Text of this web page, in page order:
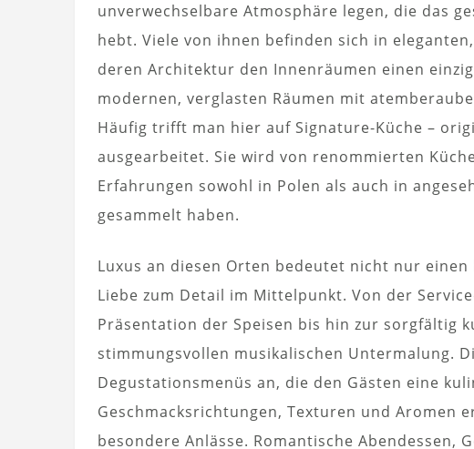
unverwechselbare Atmosphäre legen, die das
hebt. Viele von ihnen befinden sich in
deren Architektur den Innenräumen einen
modernen, verglasten Räumen mit
Häufig trifft man hier auf Signature-Küche –
ausgearbeitet. Sie wird von renommierten
Erfahrungen sowohl in Polen als auch in
gesammelt haben.
Luxus an diesen Orten bedeutet nicht nur
Liebe zum Detail im Mittelpunkt. Von der
Präsentation der Speisen bis hin zur sorgfältig
stimmungsvollen musikalischen Untermalung.
Degustationsmenüs an, die den Gästen eine
Geschmacksrichtungen, Texturen und Aromen
besondere Anlässe. Romantische Abendessen,